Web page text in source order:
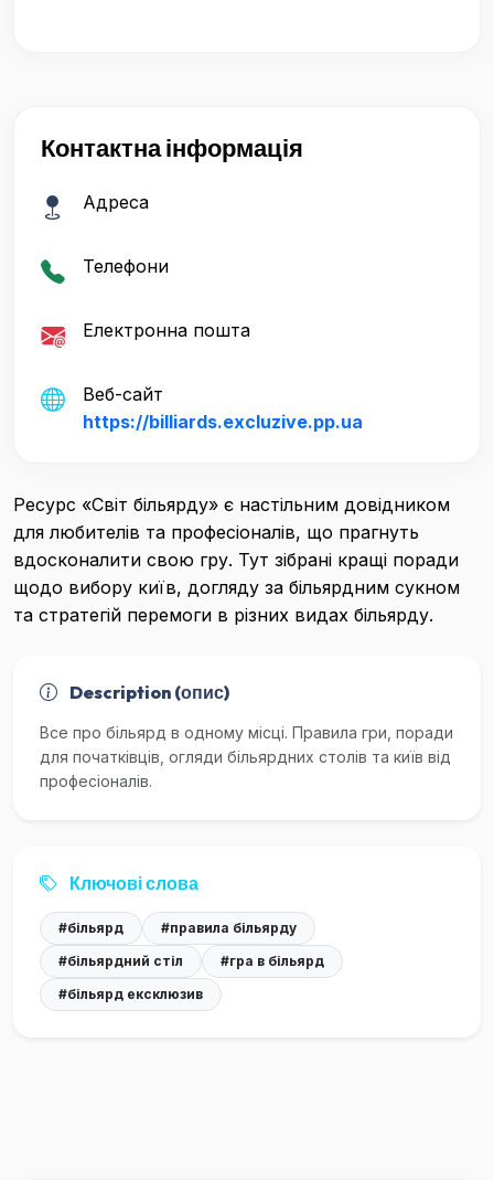
Контактна інформація
Адреса
Телефони
Електронна пошта
Веб-сайт
https://billiards.excluzive.pp.ua
Ресурс «Світ більярду» є настільним довідником
для любителів та професіоналів, що прагнуть
вдосконалити свою гру. Тут зібрані кращі поради
щодо вибору київ, догляду за більярдним сукном
та стратегій перемоги в різних видах більярду.
Description (опис)
Все про більярд в одному місці. Правила гри, поради
для початківців, огляди більярдних столів та київ від
професіоналів.
Ключові слова
#більярд
#правила більярду
#більярдний стіл
#гра в більярд
#більярд ексклюзив